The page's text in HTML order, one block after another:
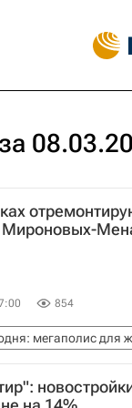
Мироновых-
854
мегаполис для
хозяйства
ремонта